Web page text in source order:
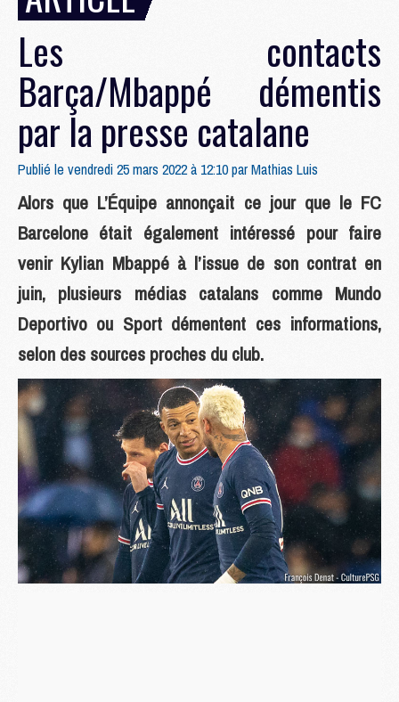
Les contacts
Barça/Mbappé démentis
par la presse catalane
Publié le vendredi 25 mars 2022 à 12:10 parMathias Luis
Alors que L’Équipe annonçait ce jour que le FC
Barcelone était également intéressé pour faire
venir Kylian Mbappé à l’issue de son contrat en
juin, plusieurs médias catalans comme Mundo
Deportivo ou Sport démentent ces informations,
selon des sources proches du club.